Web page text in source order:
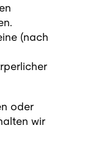
(nach
oder
wir